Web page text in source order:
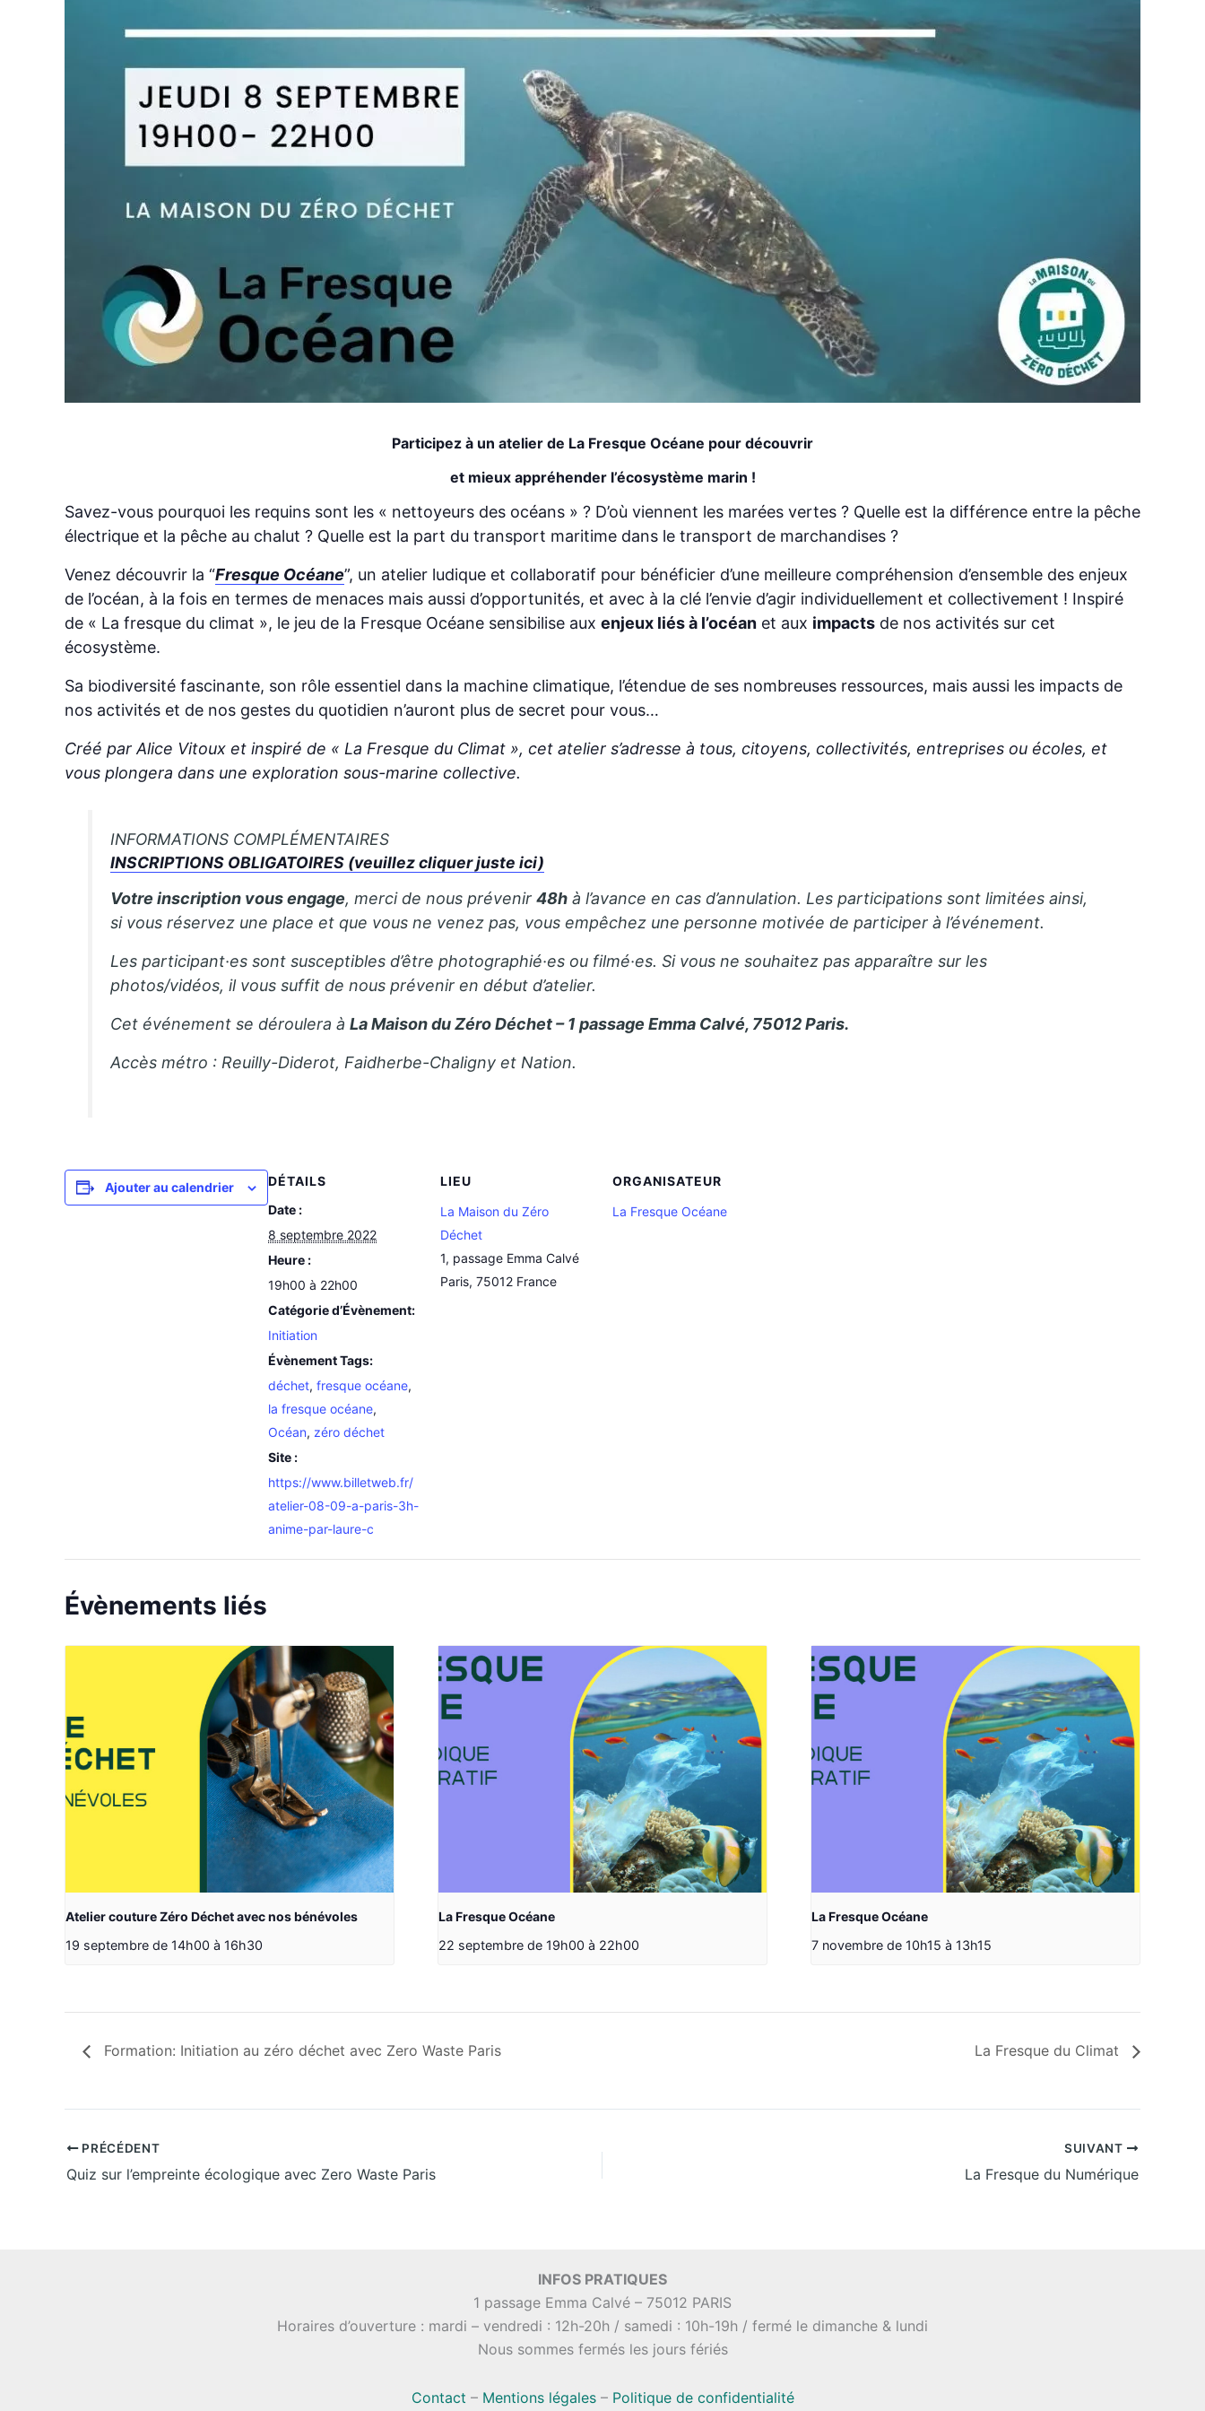
Participez à un atelier de La Fresque Océane pour découvrir
et mieux appréhender l’écosystème marin !
Savez-vous pourquoi les requins sont les « nettoyeurs des océans » ? D’où viennent les marées vertes ? Quelle est la différence entre la pêche
électrique et la pêche au chalut ? Quelle est la part du transport maritime dans le transport de marchandises ?
Venez découvrir la “Fresque Océane”, un atelier ludique et collaboratif pour bénéficier d’une meilleure compréhension d’ensemble des enjeux
de l’océan, à la fois en termes de menaces mais aussi d’opportunités, et avec à la clé l’envie d’agir individuellement et collectivement ! Inspiré
de « La fresque du climat », le jeu de la Fresque Océane sensibilise aux enjeux liés à l’océan et aux impacts de nos activités sur cet
écosystème.
Sa biodiversité fascinante, son rôle essentiel dans la machine climatique, l’étendue de ses nombreuses ressources, mais aussi les impacts de
nos activités et de nos gestes du quotidien n’auront plus de secret pour vous…
Créé par Alice Vitoux et inspiré de « La Fresque du Climat », cet atelier s’adresse à tous, citoyens, collectivités, entreprises ou écoles, et
vous plongera dans une exploration sous-marine collective.
INFORMATIONS COMPLÉMENTAIRES
INSCRIPTIONS OBLIGATOIRES (veuillez cliquer juste ici)
Votre inscription vous engage, merci de nous prévenir48h à l’avance en cas d’annulation. Les participations sont limitées ainsi,
si vous réservez une place et que vous ne venez pas, vous empêchez une personne motivée de participer à l’événement.
Les participant·es sont susceptibles d’être photographié·es ou filmé·es. Si vous ne souhaitez pas apparaître sur les
photos/vidéos, il vous suffit de nous prévenir en début d’atelier.
Cet événement se déroulera àLa Maison du Zéro Déchet – 1 passage Emma Calvé, 75012 Paris.
Accès métro : Reuilly-Diderot, Faidherbe-Chaligny et Nation.
Ajouter au calendrier
DÉTAILS
Date :
8 septembre 2022
Heure :
19h00 à 22h00
Catégorie d’Évènement:
Initiation
Évènement Tags:
déchet, fresque océane,
la fresque océane,
Océan, zéro déchet
Site :
https://www.billetweb.fr/
atelier-08-09-a-paris-3h-
anime-par-laure-c
LIEU
La Maison du Zéro
Déchet
1, passage Emma Calvé
Paris, 75012 France
ORGANISATEUR
La Fresque Océane
Évènements liés
Atelier couture Zéro Déchet avec nos bénévoles
19 septembre de 14h00 à 16h30
La Fresque Océane
22 septembre de 19h00 à 22h00
La Fresque Océane
7 novembre de 10h15 à 13h15
Formation: Initiation au zéro déchet avec Zero Waste Paris La Fresque du Climat
PRÉCÉDENT
Quiz sur l’empreinte écologique avec Zero Waste Paris
SUIVANT
La Fresque du Numérique
INFOS PRATIQUES
1 passage Emma Calvé – 75012 PARIS
Horaires d’ouverture : mardi – vendredi : 12h-20h / samedi : 10h-19h / fermé le dimanche & lundi
Nous sommes fermés les jours fériés
Contact – Mentions légales– Politique de confidentialité